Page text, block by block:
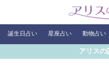
誕生日占い 星座占い 動物占い
アリスの